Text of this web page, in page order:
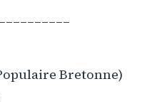
Bretonne)